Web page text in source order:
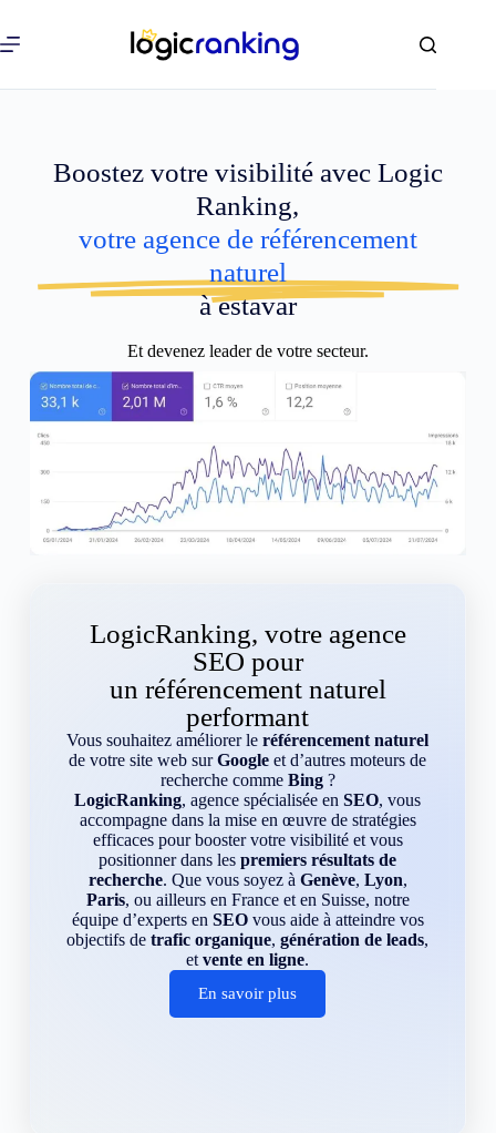
Boostez votre visibilité avec Logic
Ranking,
votre agence de référencement
naturel
à estavar
Et devenez leader de votre secteur.
LogicRanking, votre agence
SEO pour
un référencement naturel
performant
Vous souhaitez améliorer leréférencement naturel
de votre site web surGoogle et d’autres moteurs de
recherche comme Bing?
LogicRanking, agence spécialisée enSEO, vous
accompagne dans la mise en œuvre de stratégies
efficaces pour booster votre visibilité et vous
positionner dans lespremiers résultats de
recherche. Que vous soyez à Genève, Lyon,
Paris, ou ailleurs en France et en Suisse, notre
équipe d’experts en SEOvous aide à atteindre vos
objectifs detrafic organique,génération de leads,
etvente en ligne.
En savoir plus